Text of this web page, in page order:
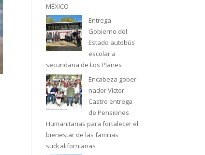
MÉXICO
Entrega
Gobierno del
Estado autobús
escolar a
secundaria de Los Planes
Encabeza gober
nador Víctor
Castro entrega
de Pensiones
Humanitarias para fortalecer el
bienestar de las familias
sudcalifornianas